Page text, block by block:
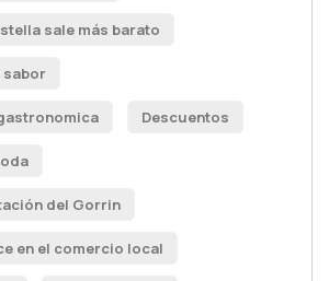
sale más barato
sabor
Descuentos
del Gorrin
en el comercio local